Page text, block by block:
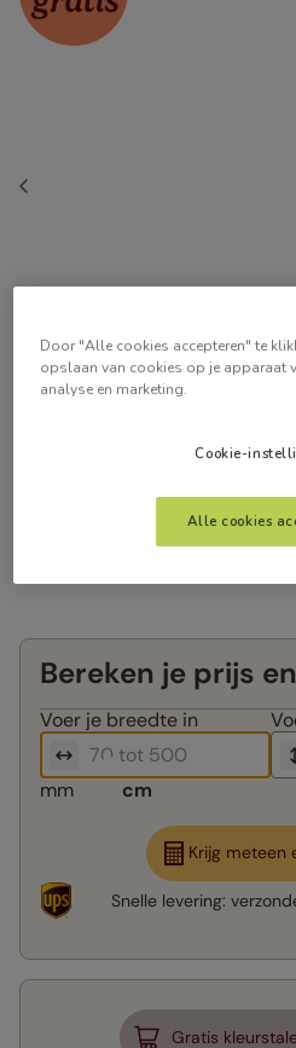
Bereken je prijs
Voer je breedte in
mm cm
Krijg meteen
Snelle levering:
Gratis
Door "Alle cookies accepteren" te
opslaan van cookies op je apparaat
analyse en marketing.
Cookie-
Alle cookies